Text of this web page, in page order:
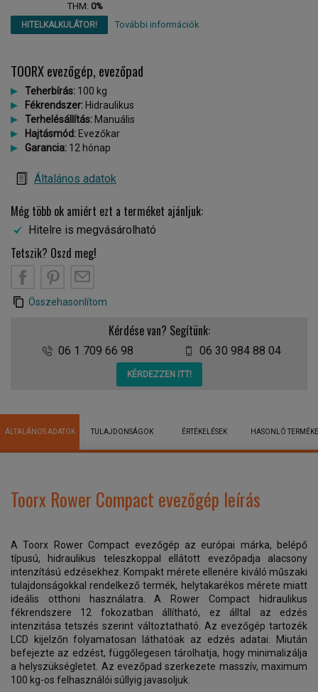
THM: 0%
HITELKALKULÁTOR! További információk
TOORX evezőgép, evezőpad
Teherbírás: 100 kg
Fékrendszer: Hidraulikus
Terhelésállítás: Manuális
Hajtásmód: Evezőkar
Garancia: 12 hónap
Általános adatok
Még több ok amiért ezt a terméket ajánljuk:
Hitelre is megvásárolható
Tetszik? Oszd meg!
Összehasonlítom
Kérdése van? Segítünk:
06 1 709 66 98 06 30 984 88 04
KÉRDEZZEN ITT!
ÁLTALÁNOS ADATOK TULAJDONSÁGOK ÉRTÉKELÉSEK HASONLÓ
Toorx Rower Compact evezőgép leírás
A Toorx Rower Compact evezőgép az európai márka, belépő
típusú, hidraulikus teleszkoppal ellátott evezőpadja alacsony
intenzítású edzésekhez. Kompakt mérete ellenére kiváló műszaki
tulajdonságokkal rendelkező termék, helytakarékos mérete miatt
ideális otthoni használatra. A Rower Compact hidraulikus
fékrendszere 12 fokozatban állítható, ez álltal az edzés
intenzitása tetszés szerint változtatható. Az evezőgép tartozék
LCD kijelzőn folyamatosan láthatóak az edzés adatai. Miután
befejezte az edzést, függőlegesen tárolhatja, hogy minimalizálja
a helyszükségletet. Az evezőpad szerkezete masszív, maximum
100 kg-os felhasználói súllyig javasoljuk.